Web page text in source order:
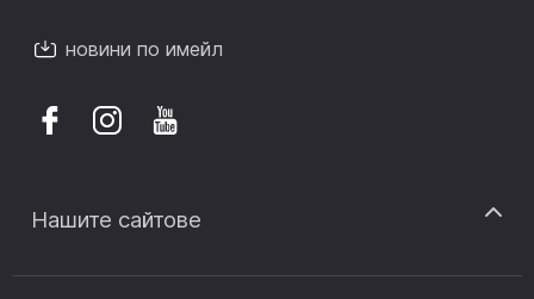
новини по имейл
Нашите сайтове
discount.sk